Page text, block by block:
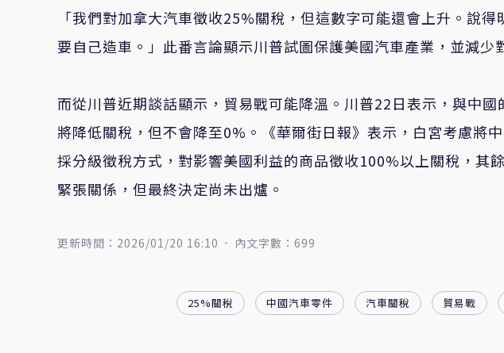
「我們對加拿大汽車徵收25%關稅，但這數字可能還會上升。說
要自己造車。」此番言論顯示川普試圖保護美國汽車產業，並減少
而從川普近期談話顯示，貿易戰可能降溫。川普22日表示，與中國
將降低關稅，但不會降至0% 。《華爾街日報》表示，白宮考慮將
採分級徵稅方式，對影響美國利益的商品徵收100%以上關稅，其
緊張關係，但最終決定尚未出爐。
更新時間：2026/01/20 16:10 內文字數：699
25%關稅 中國汽車零件 汽車關稅 貿易戰